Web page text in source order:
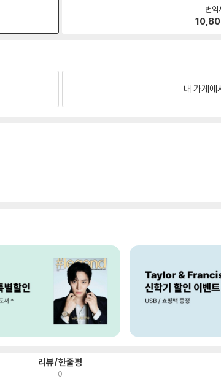
번역
내 가게에
리뷰/한줄평
0